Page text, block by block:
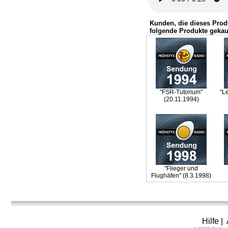
Kunden, die dieses
folgende Produkte
"FSR-Tutorium"
(20.11.1994)
"Flieger und
Flughäfen" (8.3.1998)
Hilfe|